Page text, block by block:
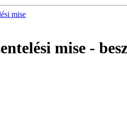
mise
mise -